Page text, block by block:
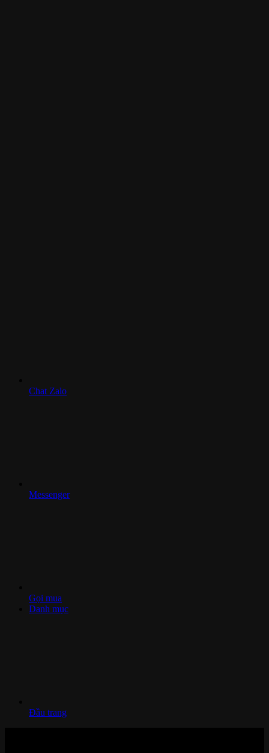
Chat Zalo
Messenger
Gọi mua
Danh mục
Đầu trang